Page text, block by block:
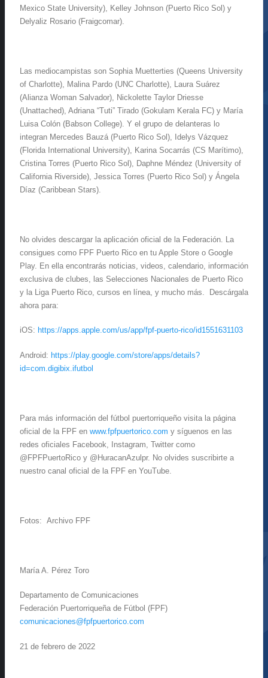
Mexico State University), Kelley Johnson (Puerto Rico Sol) y
Delyaliz Rosario (Fraigcomar).
Las mediocampistas son Sophia Muetterties (Queens University
of Charlotte), Malina Pardo (UNC Charlotte), Laura Suárez
(Alianza Woman Salvador), Nickolette Taylor Driesse
(Unattached), Adriana “Tuti” Tirado (Gokulam Kerala FC) y María
Luisa Colón (Babson College). Y el grupo de delanteras lo
integran Mercedes Bauzá (Puerto Rico Sol), Idelys Vázquez
(Florida International University), Karina Socarrás (CS Marítimo),
Cristina Torres (Puerto Rico Sol), Daphne Méndez (University of
California Riverside), Jessica Torres (Puerto Rico Sol) y Ángela
Díaz (Caribbean Stars).
No olvides descargar la aplicación oficial de la Federación. La
consigues como FPF Puerto Rico en tu Apple Store o Google
Play. En ella encontrarás noticias, videos, calendario, información
exclusiva de clubes, las Selecciones Nacionales de Puerto Rico
y la Liga Puerto Rico, cursos en línea, y mucho más. Descárgala
ahora para:
iOS: https://apps.apple.com/us/app/fpf-puerto-rico/id1551631103
Android: https://play.google.com/store/apps/details?
id=com.digibix.ifutbol
Para más información del fútbol puertorriqueño visita la página
oficial de la FPF en www.fpfpuertorico.com y síguenos en las
redes oficiales Facebook, Instagram, Twitter como
@FPFPuertoRico y @HuracanAzulpr. No olvides suscribirte a
nuestro canal oficial de la FPF en YouTube.
Fotos: Archivo FPF
María A. Pérez Toro
Departamento de Comunicaciones
Federación Puertorriqueña de Fútbol (FPF)
comunicaciones@fpfpuertorico.com
21 de febrero de 2022